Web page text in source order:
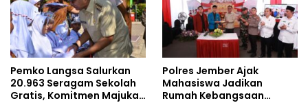
Pemko Langsa Salurkan
20.963 Seragam Sekolah
Gratis, Komitmen Majukan
Polres Jember Ajak
Mahasiswa Jadikan
Rumah Kebangsaan